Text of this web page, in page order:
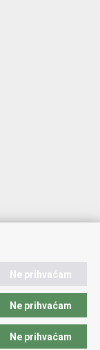
Ne prihvaćam
Ne prihvaćam
Ne prihvaćam